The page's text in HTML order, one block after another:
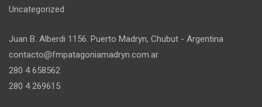
Uncategorized
Juan B. Alberdi 1156. Puerto Madryn, Chubut - Argentina
contacto@fmpatagoniamadryn.com.ar
280 4 658562
280 4 269615